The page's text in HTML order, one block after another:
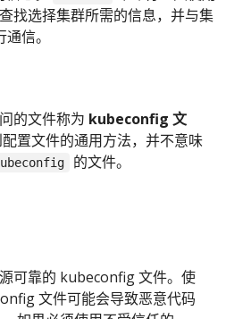
找选择集群所需的信息，并与集
信。
的文件称为 kubeconfig 文
置文件的通用方法，并不意味
的文件。
可靠的 kubeconfig 文件。使
文件可能会导致恶意代码